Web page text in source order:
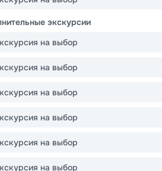
экскурсии
на выбор
на выбор
на выбор
на выбор
на выбор
на выбор